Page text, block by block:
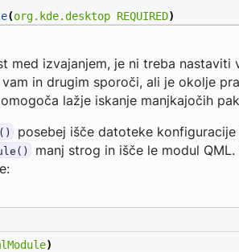
(org.kde.desktop REQUIRED)
med izvajanjem, je ni treba nastaviti
in drugim sporoči, ali je okolje
lažje iskanje manjkajočih
posebej išče datoteke konfiguracije
manj strog in išče le modul
)